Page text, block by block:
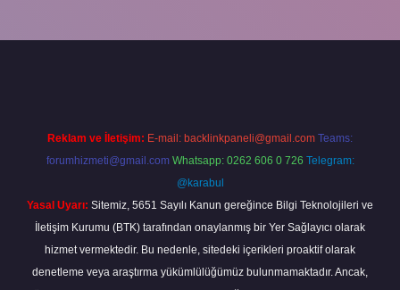
Reklam ve İletişim: E-mail: backlinkpaneli@gmail.com Teams:
forumhizmeti@gmail.com Whatsapp: 0262 606 0 726 Telegram:
@karabul
Yasal Uyarı: Sitemiz, 5651 Sayılı Kanun gereğince Bilgi Teknolojileri ve
İletişim Kurumu (BTK) tarafından onaylanmış bir Yer Sağlayıcı olarak
hizmet vermektedir. Bu nedenle, sitedeki içerikleri proaktif olarak
denetleme veya araştırma yükümlülüğümüz bulunmamaktadır. Ancak,